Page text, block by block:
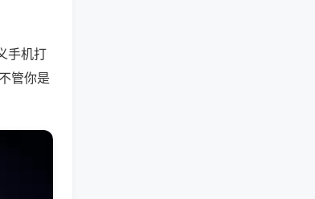
手机打
管你是